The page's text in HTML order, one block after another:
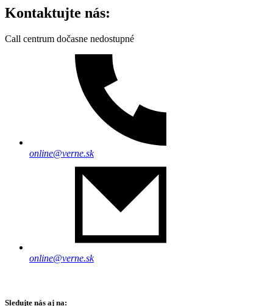
Kontaktujte nás:
Call centrum dočasne nedostupné
online@verne.sk
online@verne.sk
Sledujte nás aj na: